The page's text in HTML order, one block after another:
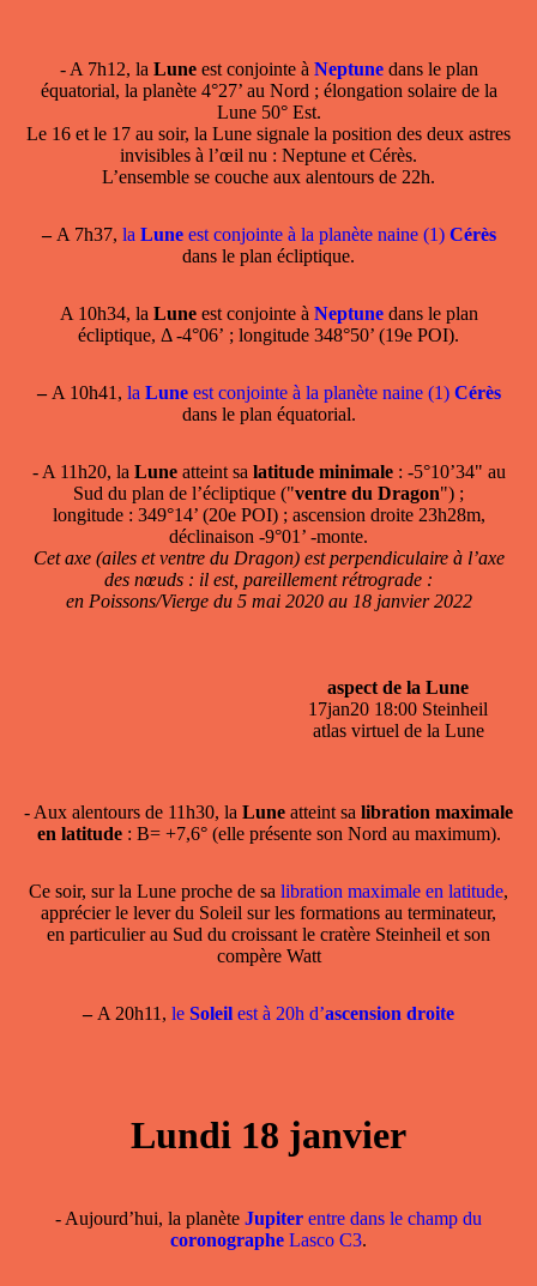
- A 7h12, la Luneest conjointe à Neptunedans le plan
équatorial, la planète 4°27’ au Nord ; élongation solaire de la
Lune 50° Est.
Le 16 et le 17 au soir, la Lune signale la position des deux astres
invisibles à l’œil nu : Neptune et Cérès.
L’ensemble se couche aux alentours de 22h.
–A 7h37, la Lune est conjointe à la planète naine (1) Cérès
dans le plan écliptique.
A 10h34, la Luneest conjointe à Neptunedans le plan
écliptique, Δ -4°06’ ; longitude 348°50’ (19e POI).
–A 10h41, la Luneest conjointe à la planète naine (1) Cérès
dans le plan équatorial.
- A 11h20, la Luneatteint sa latitude minimale: -5°10’34" au
Sud du plan de l’écliptique ("ventre du Dragon") ;
longitude : 349°14’ (20e POI) ; ascension droite 23h28m,
déclinaison -9°01’ -monte.
Cet axe (ailes et ventre du Dragon) est perpendiculaire à l’axe
des nœuds : il est, pareillement rétrograde :
en Poissons/Vierge du 5 mai 2020 au 18 janvier 2022
aspect de la Lune
17jan20 18:00 Steinheil
atlas virtuel de la Lune
- Aux alentours de 11h30, la Lune atteint sa libration maximale
en latitude: B= +7,6° (elle présente son Nord au maximum).
Ce soir, sur la Lune proche de sa libration maximale en latitude,
apprécier le lever du Soleil sur les formations au terminateur,
en particulier au Sud du croissant le cratère Steinheil et son
compère Watt
–A 20h11, le Soleil est à 20h d’ascension droite
Lundi 18 janvier
- Aujourd’hui, la planète Jupiter entre dans le champ du
coronographe Lasco C3.